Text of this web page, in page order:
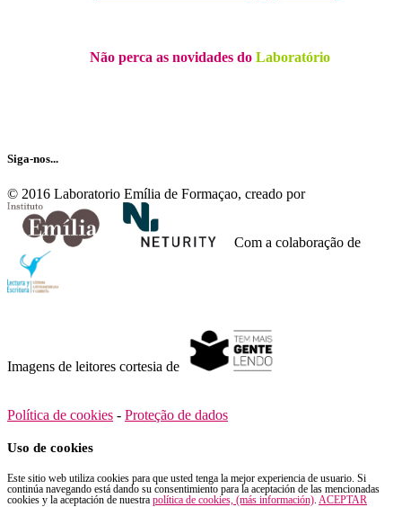
Não perca as novidades do Laboratório
Siga-nos...
© 2016 Laboratorio Emília de Formaçao, creado por
Com a colaboração de
Imagens de leitores cortesia de
Política de cookies - Proteção de dados
Uso de cookies
Este sitio web utiliza cookies para que usted tenga la mejor experiencia de usuario. Si
continúa navegando está dando su consentimiento para la aceptación de las mencionadas
cookies y la aceptación de nuestra política de cookies, (más información) ACEPTAR